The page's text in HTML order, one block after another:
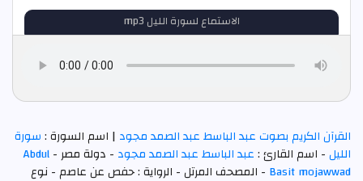
الاستماع لسورة الليل mp3
القرآن الكريم بصوت عبد الباسط عبد الصمد مجود | اسم السورة :سورة
الليل- اسم القارئ :عبد الباسط عبد الصمد مجود - دولة مصر -Abdul
Basit mojawwad - المصحف المرتل - الرواية : حفص عن عاصم - نوع